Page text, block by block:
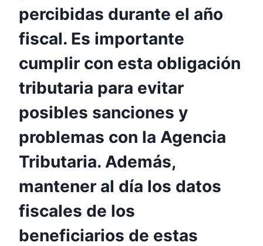
percibidas durante el año
fiscal. Es importante
cumplir con esta obligación
tributaria para evitar
posibles sanciones y
problemas con la Agencia
Tributaria. Además,
mantener al día los datos
fiscales de los
beneficiarios de estas